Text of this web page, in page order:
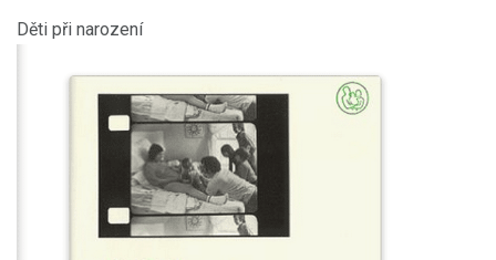
Děti při narození